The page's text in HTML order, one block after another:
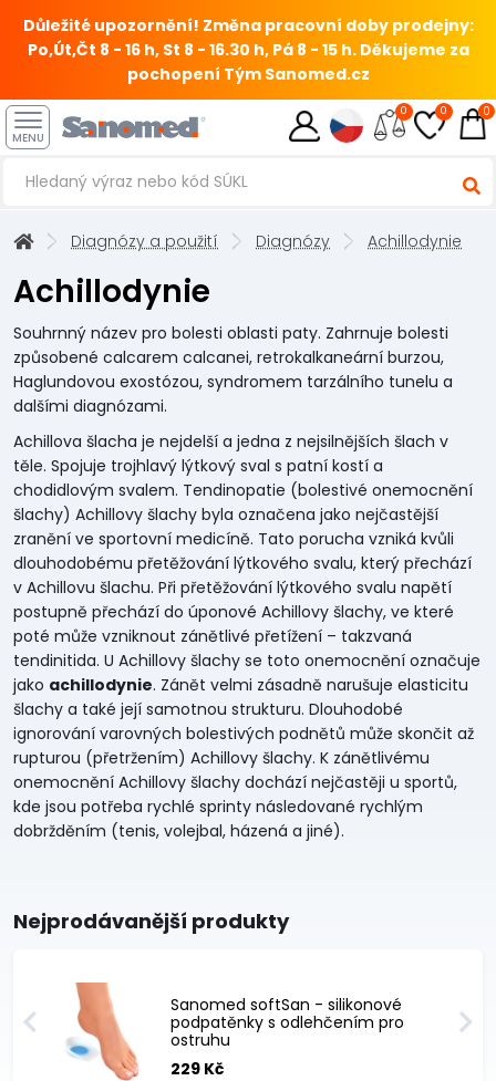
Důležité upozornění! Změna pracovní doby prodejny:
Po,Út,Čt 8 - 16 h, St 8 - 16.30 h, Pá 8 - 15 h. Děkujeme za
pochopení Tým Sanomed.cz
MENU
0 0 0
Diagnózy a použití Diagnózy Achillodynie
Achillodynie
Souhrnný název pro bolesti oblasti paty. Zahrnuje bolesti
způsobené calcarem calcanei, retrokalkaneární burzou,
Haglundovou exostózou, syndromem tarzálního tunelu a
dalšími diagnózami.
Achillova šlacha je nejdelší a jedna z nejsilnějších šlach v
těle. Spojuje trojhlavý lýtkový sval s patní kostí a
chodidlovým svalem. Tendinopatie (bolestivé onemocnění
šlachy) Achillovy šlachy byla označena jako nejčastější
zranění ve sportovní medicíně. Tato porucha vzniká kvůli
dlouhodobému přetěžování lýtkového svalu, který přechází
v Achillovu šlachu. Při přetěžování lýtkového svalu napětí
postupně přechází do úponové Achillovy šlachy, ve které
poté může vzniknout zánětlivé přetížení – takzvaná
tendinitida. U Achillovy šlachy se toto onemocnění označuje
jako achillodynie. Zánět velmi zásadně narušuje elasticitu
šlachy a také její samotnou strukturu. Dlouhodobé
ignorování varovných bolestivých podnětů může skončit až
rupturou (přetržením) Achillovy šlachy. K zánětlivému
onemocnění Achillovy šlachy dochází nejčastěji u sportů,
kde jsou potřeba rychlé sprinty následované rychlým
dobržděním (tenis, volejbal, házená a jiné).
Nejprodávanější produkty
Sanomed softSan - silikonové
podpatěnky s odlehčením pro
ostruhu
229 Kč